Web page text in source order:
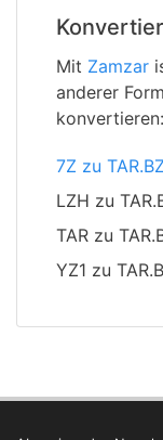
Mit Zamzar
anderer
konvertieren:
7Z zu
LZH zu
TAR zu
YZ1 zu